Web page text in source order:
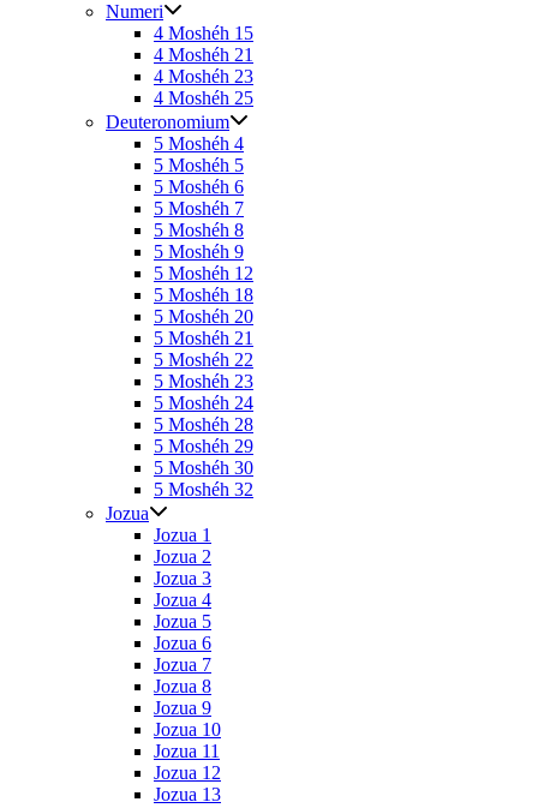
Numeri
4 Moshéh 15
4 Moshéh 21
4 Moshéh 23
4 Moshéh 25
Deuteronomium
5 Moshéh 4
5 Moshéh 5
5 Moshéh 6
5 Moshéh 7
5 Moshéh 8
5 Moshéh 9
5 Moshéh 12
5 Moshéh 18
5 Moshéh 20
5 Moshéh 21
5 Moshéh 22
5 Moshéh 23
5 Moshéh 24
5 Moshéh 28
5 Moshéh 29
5 Moshéh 30
5 Moshéh 32
Jozua
Jozua 1
Jozua 2
Jozua 3
Jozua 4
Jozua 5
Jozua 6
Jozua 7
Jozua 8
Jozua 9
Jozua 10
Jozua 11
Jozua 12
Jozua 13